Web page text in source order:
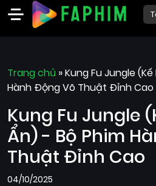
Phim
Mới
Phim
Phim
Bộ
Trang chủ »Kung Fu Jungle
Hành Động Võ Thuật Đỉnh Cao
Kung Fu Jungle
Ẩn) - Bộ Phim
Thuật Đỉnh Cao
04/10/2025